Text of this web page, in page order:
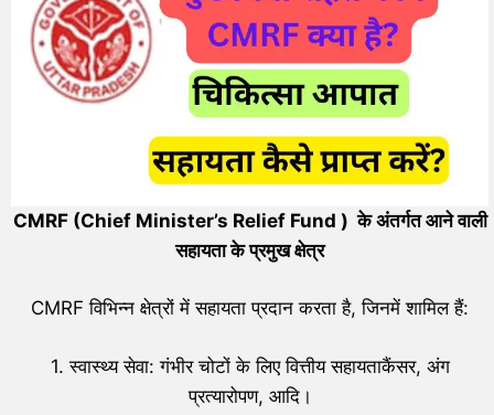
CMRF (Chief Minister’s Relief Fund ) के अंतर्गत आने वाली
सहायता के प्रमुख क्षेत्र
CMRF विभिन्न क्षेत्रों में सहायता प्रदान करता है, जिनमें शामिल हैं:
1. स्वास्थ्य सेवा: गंभीर चोटों के लिए वित्तीय सहायताकैंसर, अंग
प्रत्यारोपण, आदि।